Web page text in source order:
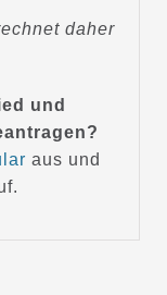
daher
und
aus und